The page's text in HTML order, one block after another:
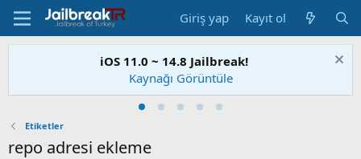
Giriş yap Kayıt ol
iOS 11.0 ~ 14.8 Jailbreak!
Kaynağı Görüntüle
Etiketler
repo adresi ekleme